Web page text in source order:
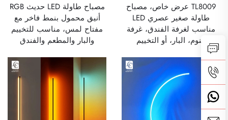
TL8009 عرض خاص، مصباح
طاولة صغير عصري LED
مناسب لغرفة الفندق، غرفة
النوم، البار، أو التخييم
مصباح طاولة LED حديث RGB
أنيق محمول بنمط فاخر مع
مفتاح لمس، مناسب للتخييم
والبار والمطعم والفندق